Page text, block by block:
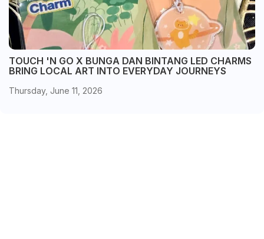
TOUCH 'N GO X BUNGA DAN BINTANG LED CHARMS
BRING LOCAL ART INTO EVERYDAY JOURNEYS
Thursday, June 11, 2026